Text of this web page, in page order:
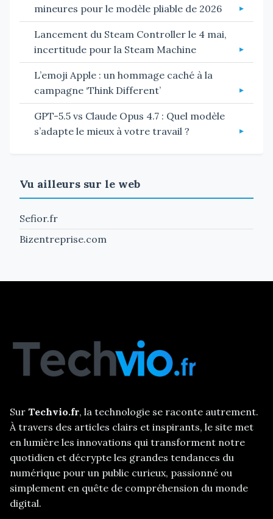
mineures pour le modèle pliable de 2026
Lancement du Steam Controller le 4 mai,
incertitude pour la Steam Machine
L’emoji Apple : un hommage caché à la
campagne ‘Think Different’
GPT-5.5 vs Claude Opus 4.7 : Quel modèle
s’adapte le mieux à votre travail ?
Vu ailleurs sur le web
Sefior.fr
Bizentreprise.com
Sur Techvio.fr, la technologie se raconte autrement.
À travers des articles clairs et inspirants, le site met
en lumière les innovations qui transforment notre
quotidien et décrypte les grandes tendances du
numérique pour un public curieux, passionné ou
simplement en quête de compréhension du monde
digital.